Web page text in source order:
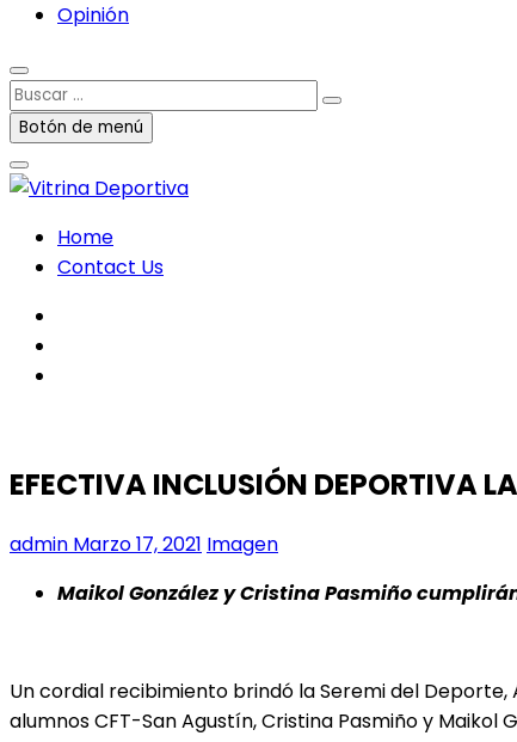
Opinión
Buscar
…Botón de menú
Home
Contact Us
EFECTIVA INCLUSIÓN DEPORTIVA
admin Marzo 17, 2021 Imagen
Maikol González y Cristina Pasmiño
Un cordial recibimiento brindó la Seremi del Deporte,
alumnos CFT-San Agustín, Cristina Pasmiño y Maikol